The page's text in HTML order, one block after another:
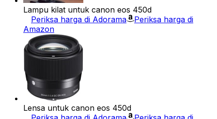
Lampu kilat untuk canon eos 450d
Periksa harga di Adorama
Periksa harga di
Amazon
Lensa untuk canon eos 450d